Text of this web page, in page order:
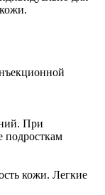
При
подросткам
кожи. Легкие